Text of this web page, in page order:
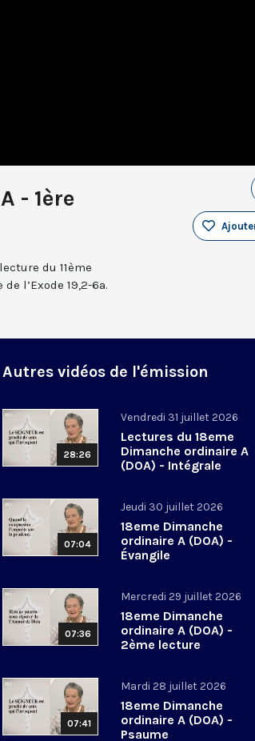
- 1ère
du 11ème
l’Exode 19,2-6a.
Autres vidéos de l'émission
28:26
Vendredi 31 juillet 2026
Lectures du 18eme
Dimanche ordinaire A
(DOA) - Intégrale
07:04
Jeudi 30 juillet 2026
18eme Dimanche
ordinaire A (DOA) -
Évangile
07:36
Mercredi 29 juillet 2026
18eme Dimanche
ordinaire A (DOA) -
2ème lecture
07:41
Mardi 28 juillet 2026
18eme Dimanche
ordinaire A (DOA) -
Psaume